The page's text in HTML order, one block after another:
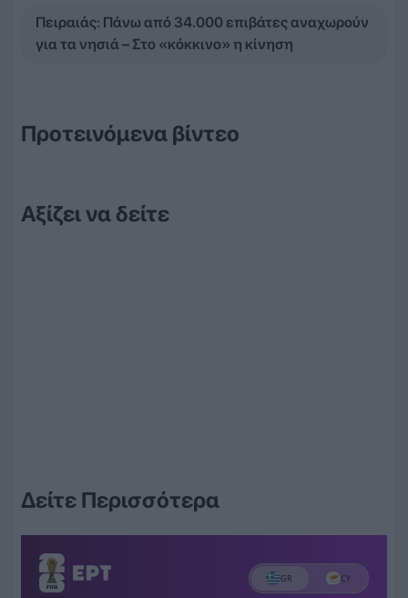
Πειραιάς: Πάνω από 34.000 επιβάτες αναχωρούν
για τα νησιά – Στο «κόκκινο» η κίνηση
Προτεινόμενα βίντεο
Αξίζει να δείτε
Δείτε Περισσότερα